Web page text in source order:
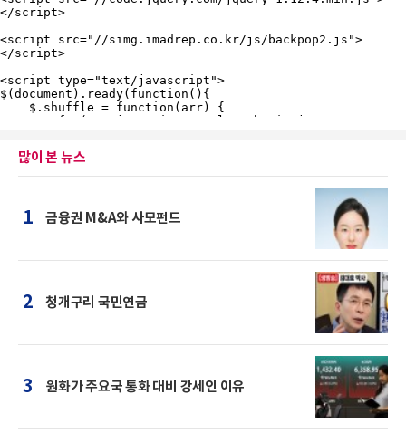
많이 본 뉴스
1 금융권 M&A와 사모펀드
2 청개구리 국민연금
3 원화가 주요국 통화 대비 강세인 이유